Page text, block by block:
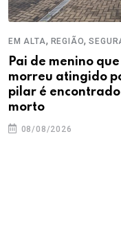
EM ALTA, REGIÃO,
Pai de menino que
morreu atingido
pilar é encontrado
morto
08/08/2026